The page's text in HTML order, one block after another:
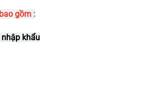
gồm :
khẩu